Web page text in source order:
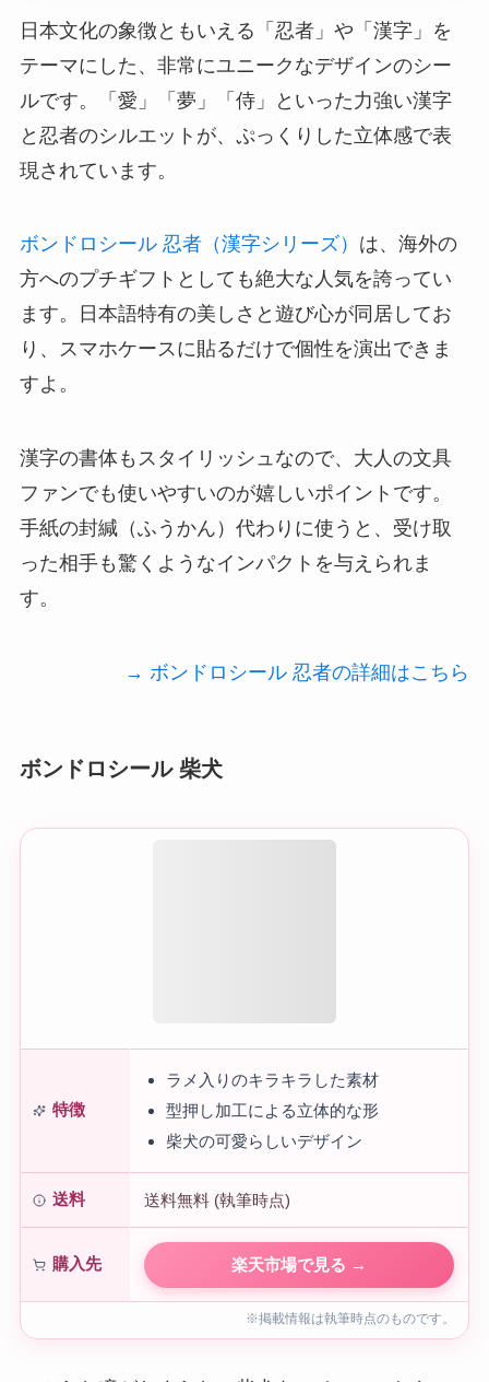
日本文化の象徴ともいえる「忍者」や「漢字」を
テーマにした、非常にユニークなデザインのシー
ルです。「愛」「夢」「侍」といった力強い漢字
と忍者のシルエットが、ぷっくりした立体感で表
現されています。
ボンドロシール 忍者（漢字シリーズ） は、海外の
方へのプチギフトとしても絶大な人気を誇ってい
ます。日本語特有の美しさと遊び心が同居してお
り、スマホケースに貼るだけで個性を演出できま
すよ。
漢字の書体もスタイリッシュなので、大人の文具
ファンでも使いやすいのが嬉しいポイントです。
手紙の封緘（ふうかん）代わりに使うと、受け取
った相手も驚くようなインパクトを与えられま
す。
→ ボンドロシール 忍者の詳細はこちら
ボンドロシール 柴犬
特徴
ラメ入りのキラキラした素材
型押し加工による立体的な形
柴犬の可愛らしいデザイン
送料 送料無料 (執筆時点)
購入先 楽天市場で見る →
※掲載情報は執筆時点のものです。